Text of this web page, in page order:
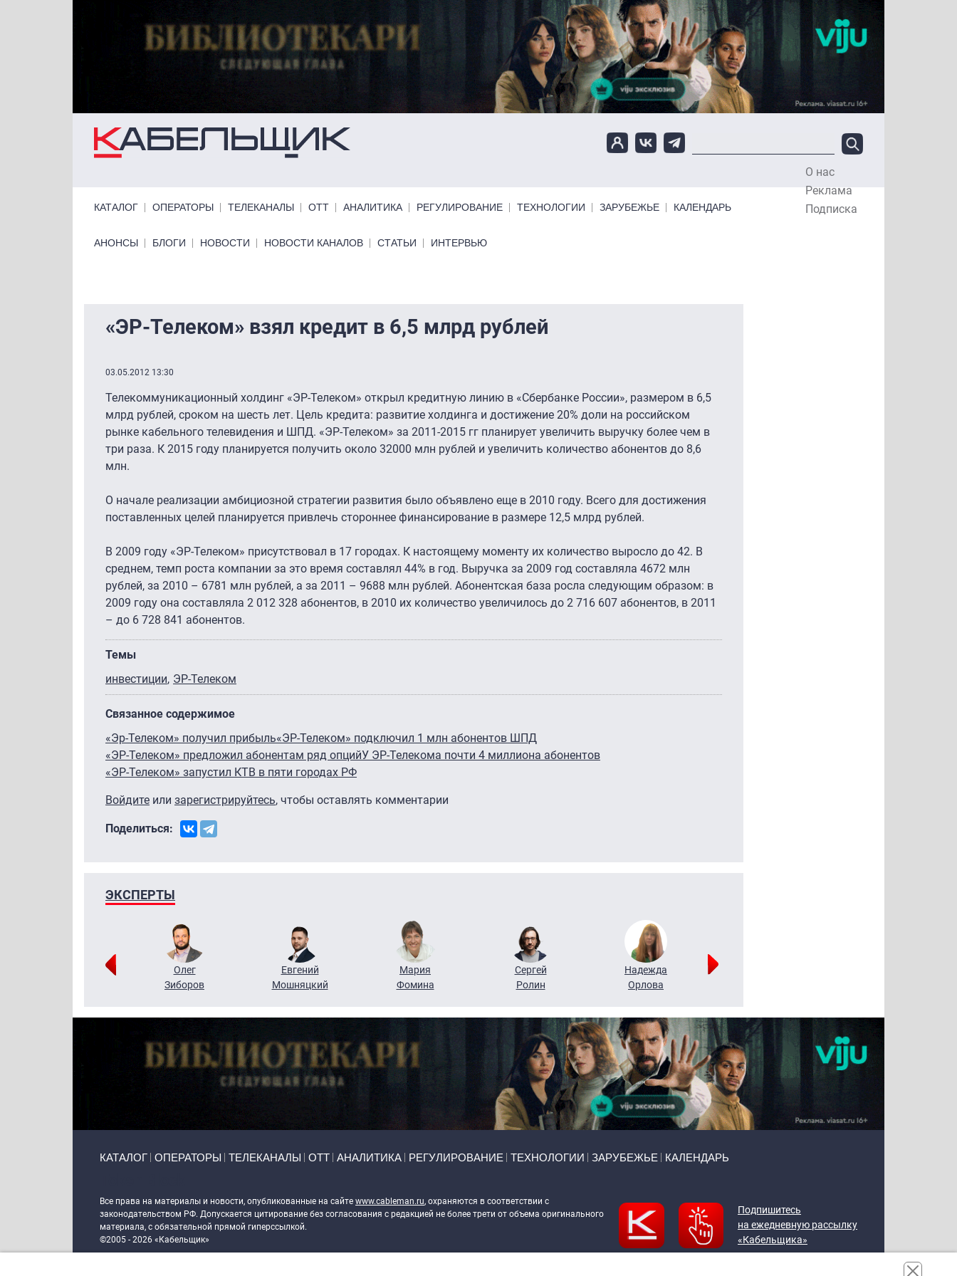
О нас
Реклама
Подписка
КАТАЛОГ ОПЕРАТОРЫ ТЕЛЕКАНАЛЫ ОТТ АНАЛИТИКА РЕГУЛИРОВАНИЕ ТЕХНОЛОГИИ ЗАРУБЕЖЬЕ КАЛЕНДАРЬ
Primary links bottom
АНОНСЫ БЛОГИ НОВОСТИ НОВОСТИ КАНАЛОВ СТАТЬИ ИНТЕРВЬЮ
«ЭР-Телеком» взял кредит в 6,5 млрд рублей
03.05.2012 13:30
Телекоммуникационный холдинг «ЭР-Телеком» открыл кредитную линию в «Сбербанке России», размером в 6,5
млрд рублей, сроком на шесть лет. Цель кредита: развитие холдинга и достижение 20% доли на российском
рынке кабельного телевидения и ШПД. «ЭР-Телеком» за 2011-2015 гг планирует увеличить выручку более чем в
три раза. К 2015 году планируется получить около 32000 млн рублей и увеличить количество абонентов до 8,6
млн.
О начале реализации амбициозной стратегии развития было объявлено еще в 2010 году. Всего для достижения
поставленных целей планируется привлечь стороннее финансирование в размере 12,5 млрд рублей.
В 2009 году «ЭР-Телеком» присутствовал в 17 городах. К настоящему моменту их количество выросло до 42. В
среднем, темп роста компании за это время составлял 44% в год. Выручка за 2009 год составляла 4672 млн
рублей, за 2010 – 6781 млн рублей, а за 2011 – 9688 млн рублей. Абонентская база росла следующим образом: в
2009 году она составляла 2 012 328 абонентов, в 2010 их количество увеличилось до 2 716 607 абонентов, в 2011
– до 6 728 841 абонентов.
Темы
инвестиции ЭР-Телеком
Связанное содержимое
«Эр-Телеком» получил прибыль«ЭР-Телеком» подключил 1 млн абонентов ШПД
«ЭР-Телеком» предложил абонентам ряд опцийУ ЭР-Телекома почти 4 миллиона абонентов
«ЭР-Телеком» запустил КТВ в пяти городах РФ
Войдите или зарегистрируйтесь, чтобы оставлять комментарии
Поделиться:
ЭКСПЕРТЫ
Олег
Зиборов
Евгений
Мошняцкий
Мария
Фомина
Сергей
Ролин
Надежда
Орлова
КАТАЛОГ ОПЕРАТОРЫ ТЕЛЕКАНАЛЫ ОТТ АНАЛИТИКА РЕГУЛИРОВАНИЕ ТЕХНОЛОГИИ ЗАРУБЕЖЬЕ КАЛЕНДАРЬ
Все права на материалы и новости, опубликованные на сайте www.cableman.ru, охраняются в соответствии с
законодательством РФ. Допускается цитирование без согласования с редакцией не более трети от объема оригинального
материала, с обязательной прямой гиперссылкой.
©2005 - 2026 «Кабельщик»
Подпишитесь
на ежедневную рассылку
«Кабельщика»